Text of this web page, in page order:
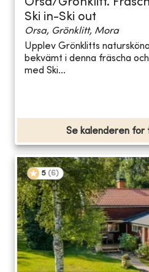
Orsa/Grönklitt.
Ski in-Ski out
Orsa, Grönklitt, Mora
Upplev Grönklitts
bekvämt i denna fräscha
med Ski...
Se kalenderen for
5 (6)